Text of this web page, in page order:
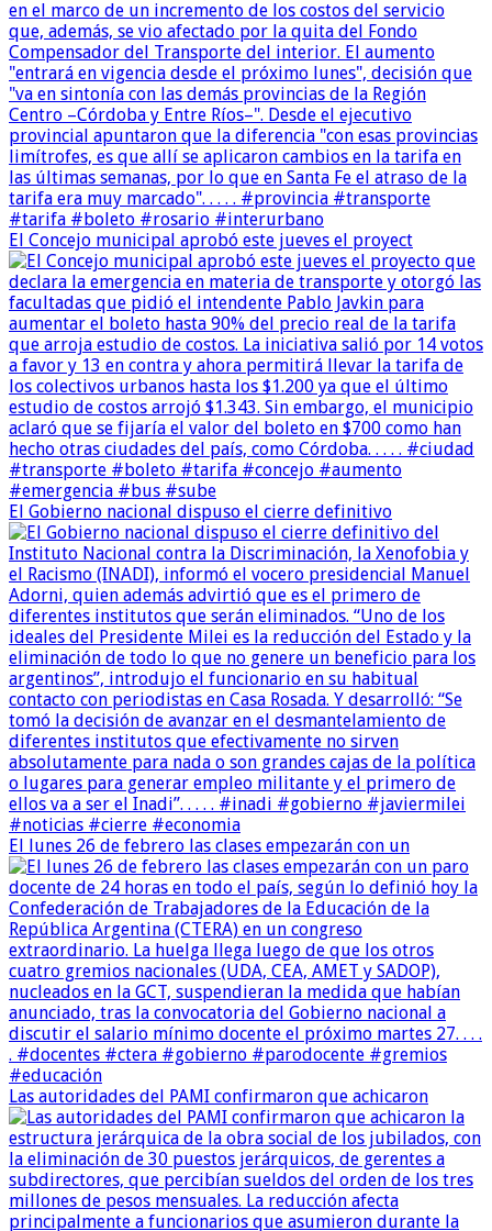
El Concejo municipal aprobó este jueves el proyect
El Gobierno nacional dispuso el cierre definitivo
El lunes 26 de febrero las clases empezarán con un
Las autoridades del PAMI confirmaron que achicaron